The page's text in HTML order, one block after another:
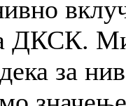
ДКСК.
за